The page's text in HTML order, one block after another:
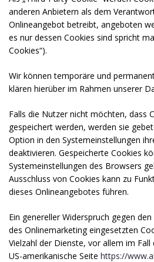
anderen Anbietern als dem
Onlineangebot betreibt, angeboten
es nur dessen Cookies sind spricht
Cookies“).
Wir können temporäre und
klären hierüber im Rahmen unserer
Falls die Nutzer nicht möchten, dass
gespeichert werden, werden sie
Option in den Systemeinstellungen
deaktivieren. Gespeicherte Cookies
Systemeinstellungen des Browsers
Ausschluss von Cookies kann zu
dieses Onlineangebotes führen.
Ein genereller Widerspruch gegen
des Onlinemarketing eingesetzten
Vielzahl der Dienste, vor allem im Fall
US-amerikanische Seite https://